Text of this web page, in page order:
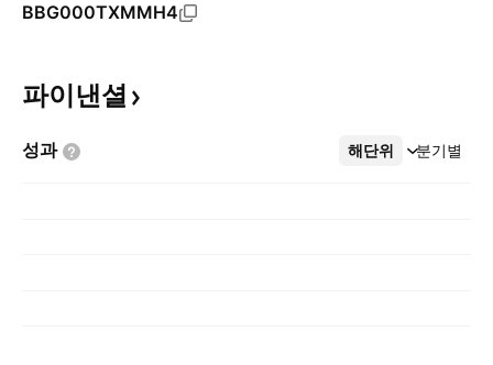
BBG000TXMMH4
파이낸셜
성과 해단위 분기별
더보기